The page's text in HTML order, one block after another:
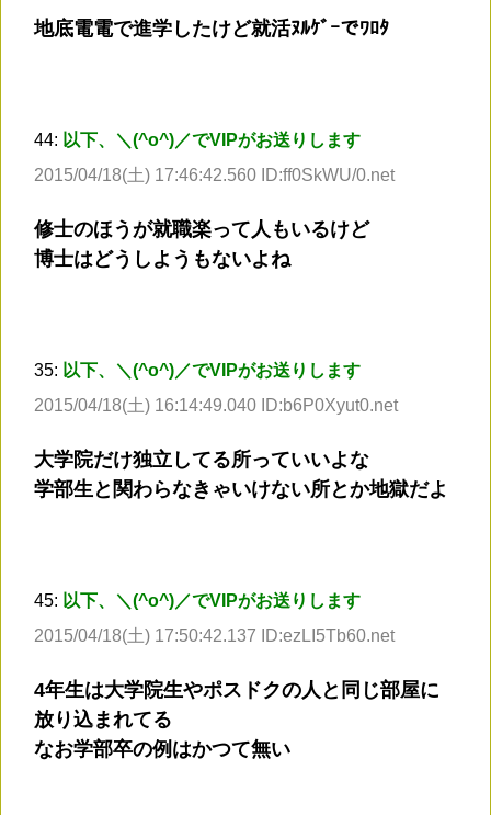
地底電電で進学したけど就活ﾇﾙｹﾞｰでﾜﾛﾀ
44: 以下、＼(^o^)／でVIPがお送りします
2015/04/18(土) 17:46:42.560 ID:ff0SkWU/0.net
修士のほうが就職楽って人もいるけど
博士はどうしようもないよね
35: 以下、＼(^o^)／でVIPがお送りします
2015/04/18(土) 16:14:49.040 ID:b6P0Xyut0.net
大学院だけ独立してる所っていいよな
学部生と関わらなきゃいけない所とか地獄だよ
45: 以下、＼(^o^)／でVIPがお送りします
2015/04/18(土) 17:50:42.137 ID:ezLI5Tb60.net
4年生は大学院生やポスドクの人と同じ部屋に
放り込まれてる
なお学部卒の例はかつて無い